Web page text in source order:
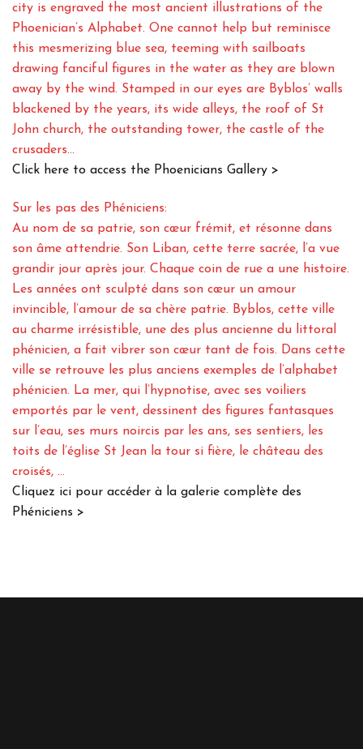
city is engraved the most ancient illustrations of the
Phoenician’s Alphabet. One cannot help but reminisce
this mesmerizing blue sea, teeming with sailboats
drawing fanciful figures in the water as they are blown
away by the wind. Stamped in our eyes are Byblos’ walls
blackened by the years, its wide alleys, the roof of St
John church, the outstanding tower, the castle of the
crusaders…
Click here to access the Phoenicians Gallery >
Sur les pas des Phéniciens:
Au nom de sa patrie, son cœur frémit, et résonne dans
son âme attendrie. Son Liban, cette terre sacrée, l’a vue
grandir jour après jour. Chaque coin de rue a une histoire.
Les années ont sculpté dans son cœur un amour
invincible, l’amour de sa chère patrie. Byblos, cette ville
au charme irrésistible, une des plus ancienne du littoral
phénicien, a fait vibrer son cœur tant de fois. Dans cette
ville se retrouve les plus anciens exemples de l’alphabet
phénicien. La mer, qui l’hypnotise, avec ses voiliers
emportés par le vent, dessinent des figures fantasques
sur l’eau, ses murs noircis par les ans, ses sentiers, les
toits de l’église St Jean la tour si fière, le château des
croisés, …
Cliquez ici pour accéder à la galerie complète des
Phéniciens >